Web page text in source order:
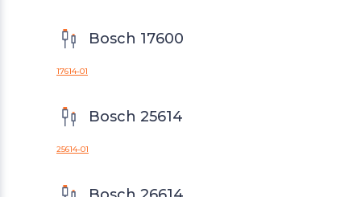
Bosch 17600
17614-01
Bosch 25614
25614-01